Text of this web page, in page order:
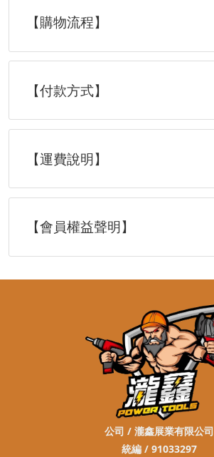
【購物流程】
【付款方式】
【運費說明】
【會員權益聲明】
公司 / 瀧鑫展業有限公司
統編 / 91033297